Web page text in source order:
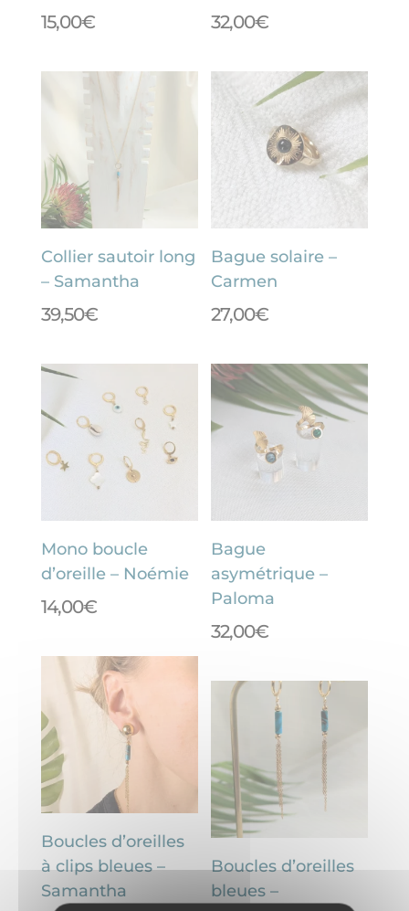
15,00€ 32,00€
Collier sautoir long
– Samantha
39,50€
Bague solaire –
Carmen
27,00€
Mono boucle
d’oreille – Noémie
14,00€
Bague
asymétrique –
Paloma
32,00€
Boucles d’oreilles
à clips bleues –
Samantha
Boucles d’oreilles
bleues –